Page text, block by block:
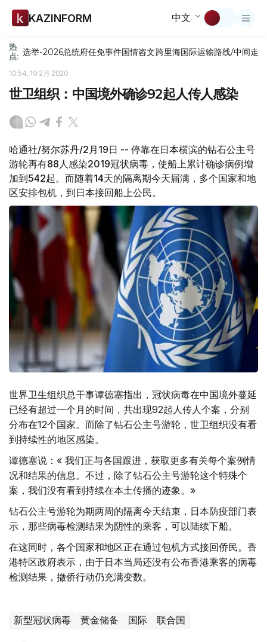
KAZINFORM 中文
热
点: 选举-2026总统府任免事件国情咨文跨里海国际运输路线/中间走廊
10:54, 19 2月 2020
世卫组织：中国境外确诊92起人传人感染
哈通社/努尔苏丹/2月19日 -- 停靠在日本横滨的钻石公主号
游轮再有88人感染2019冠状病毒，使船上累计确诊病例增
加到542起。而随着14天的隔离期今天届满，多个国家和地
区安排包机，到日本接回船上公民。
世界卫生组织总干事谭德塞指出，冠状病毒在中国境外蔓延
已经有超过一个月的时间，共出现92起人传人个案，分别
分布在12个国家。而除了钻石公主号游轮，世卫组织没有看
到持续性的地区感染。
谭德塞说：« 我们正与各国跟进，获取更多有关每个案例情
况和结果的信息。不过，除了钻石公主号游轮这个特殊个
案，我们没有看到持续在本土传播的迹象。»
钻石公主号游轮为期两周的隔离今天结束，日本防疫部门表
示，那些病毒检测结果为阴性的乘客，可以陆续下船。
在这同时，各个国家和地区正在通过包机方式接回侨民。香
港特区政府表示，由于日本当局还没有公布香港乘客的病毒
检测结果，撤侨行动仍充满变数。
新型冠状病毒 黄金储备 国际 联合国